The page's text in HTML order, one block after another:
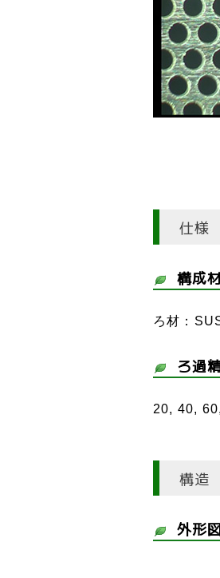
仕様
構成
ろ材：
ろ過
20, 40,
構造
外形